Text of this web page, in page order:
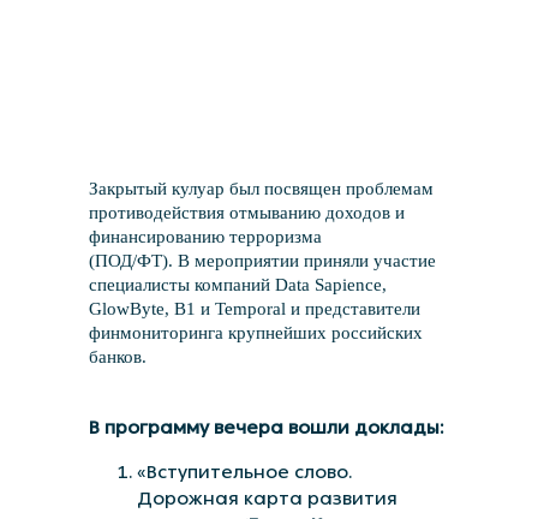
Закрытый кулуар был посвящен проблемам
противодействия отмыванию доходов и
финансированию терроризма
(ПОД/ФТ). В мероприятии приняли участие
специалисты компаний Data Sapience,
GlowByte, B1 и Temporal и представители
финмониторинга крупнейших российских
банков.
В программу вечера вошли доклады:
«Вступительное слово.
Дорожная карта развития